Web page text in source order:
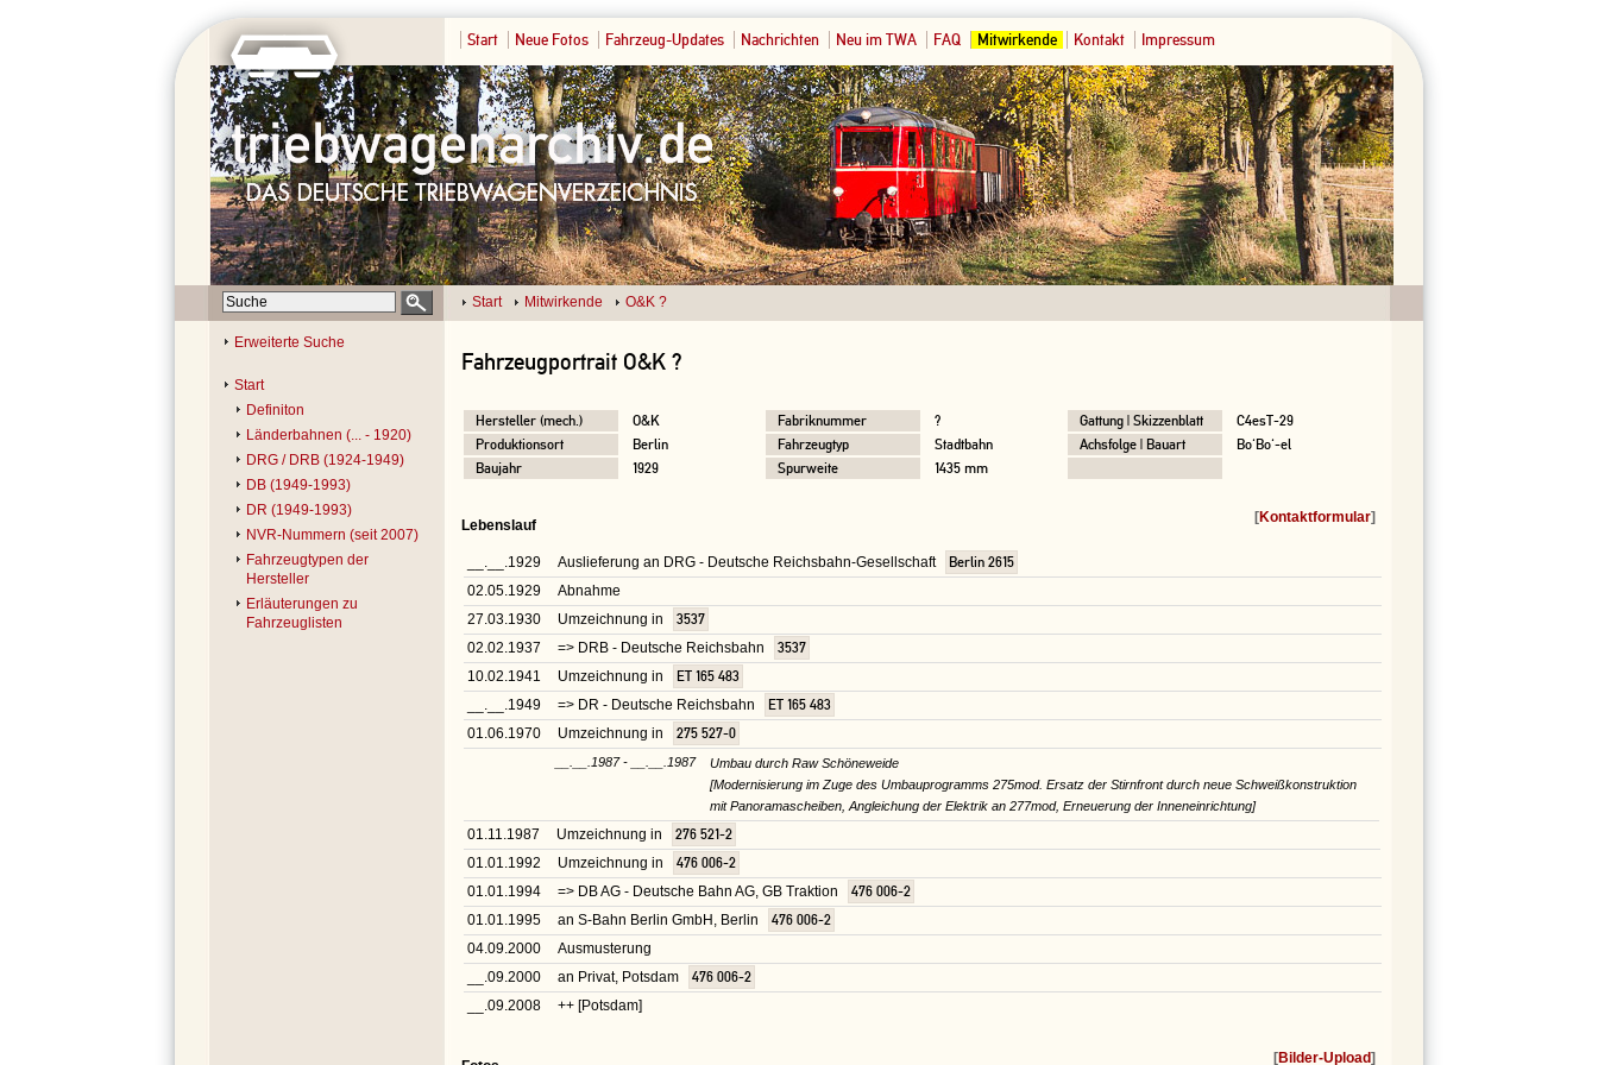
Start Neue Fotos Fahrzeug-Updates Nachrichten Neu im TWA FAQ Mitwirkende Kontakt Impressum
Start Mitwirkende O&K ?
Erweiterte Suche
Start
Definiton
Länderbahnen (... - 1920)
DRG / DRB (1924-1949)
DB (1949-1993)
DR (1949-1993)
NVR-Nummern (seit 2007)
Fahrzeugtypen der
Hersteller
Erläuterungen zu
Fahrzeuglisten
Fahrzeugportrait O&K ?
Hersteller (mech.) O&K Fabriknummer ? Gattung | Skizzenblatt
C4esT-29
Produktionsort
Berlin Fahrzeugtyp Stadtbahn Achsfolge | Bauart
Bo'Bo'-el
Baujahr
1929 Spurweite 1435 mm
Lebenslauf [Kontaktformular]
__.__.1929 Auslieferung an DRG - Deutsche Reichsbahn-Gesellschaft
Berlin 2615
02.05.1929
Abnahme
27.03.1930
Umzeichnung in
3537
02.02.1937
=> DRB - Deutsche Reichsbahn
3537
10.02.1941
Umzeichnung in
ET 165 483
__.__.1949
=> DR - Deutsche Reichsbahn
ET 165 483
01.06.1970
Umzeichnung in 275 527-0
__.__.1987 - __.__.1987
Umbau durch Raw Schöneweide
[Modernisierung im Zuge des Umbauprogramms 275mod. Ersatz der Stirnfront durch neue Schweißkonstruktion
mit Panoramascheiben, Angleichung der Elektrik an 277mod, Erneuerung der Inneneinrichtung]
01.11.1987 Umzeichnung in
276 521-2
01.01.1992
Umzeichnung in
476 006-2
01.01.1994
=> DB AG - Deutsche Bahn AG, GB Traktion
476 006-2
01.01.1995
an S-Bahn Berlin GmbH, Berlin
476 006-2
04.09.2000
Ausmusterung
__.09.2000
an Privat, Potsdam
476 006-2
__.09.2008
++ [Potsdam]
[Bilder-Upload]